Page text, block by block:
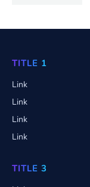
TITLE 1
Link
Link
Link
Link
TITLE 3